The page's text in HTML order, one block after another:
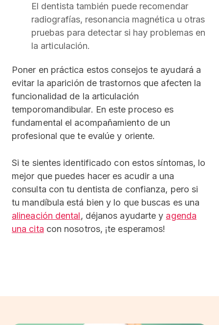
El dentista también puede recomendar
radiografías, resonancia magnética u otras
pruebas para detectar si hay problemas en
la articulación.
Poner en práctica estos consejos te ayudará a
evitar la aparición de trastornos que afecten la
funcionalidad de la articulación
temporomandibular. En este proceso es
fundamental el acompañamiento de un
profesional que te evalúe y oriente.
Si te sientes identificado con estos síntomas, lo
mejor que puedes hacer es acudir a una
consulta con tu dentista de confianza, pero si
tu mandíbula está bien y lo que buscas es una
alineación dental, déjanos ayudarte y agenda
una cita con nosotros, ¡te esperamos!